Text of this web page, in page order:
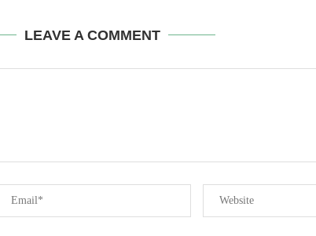
LEAVE A COMMENT